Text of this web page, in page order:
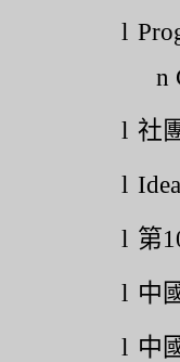
l
n
l 社
l Idea
l 第
l 中
l 中